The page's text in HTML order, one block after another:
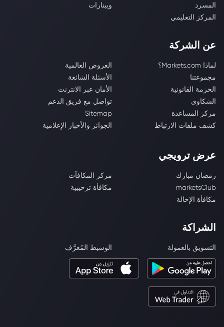
المسرد
ويبنارات
المركز التعليمي
عن الشركة
لماذا Markets.com؟
العروض العالمية
مجموعتنا
الأسئلة الشائعة
الحزمة القانونية
الأمان عبر الانترنت
الشكاوى
تواصل مع فريق الدعم
مركز المساعدة
Sitemap
كشف ملفات الارتباط
الجوائز والأخبار الإعلامية
عرض ترويجي
رمضان مبارك
مركز المكافآت
marketsClub
مكافأة ترحيبية
مكافأة الإحالة
الشراكة
التسويق بالعمولة الوسيط المُعرَّف